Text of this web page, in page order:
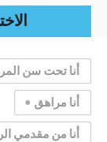
أنا تحت سن
أنا مراهق
أنا من مقدمي